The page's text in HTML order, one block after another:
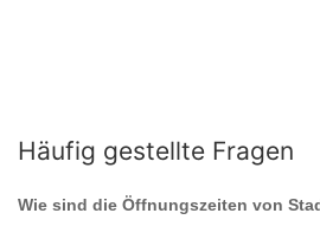
Häufig gestellte Fragen
Wie sind die Öffnungszeiten von